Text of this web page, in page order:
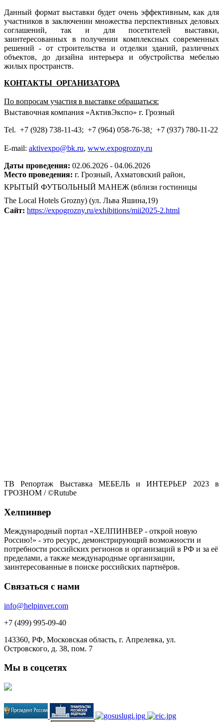
Данный формат выставки будет очень эффективным, как для
участников в заключении множества перспективных деловых
соглашений, так и для посетителей выставки,
заинтересованных в получении комплексных современных
решений - от строительства и отделки зданий, различных
объектов, до дизайна интерьера и обустройства мебелью
жилых пространств.
КОНТАКТЫ ОРГАНИЗАТОРА
По вопросам участия в выставке обращаться:
Выставочная компания «АктивЭкспо» г. Грозный
Tel. +7 (928) 738-11-43; +7 (964) 058-76-38; +7 (937) 780-11-22
E-mail: aktivexpo@bk.ru, www.expogrozny.ru
Даты проведения: 02.06.2026 - 04.06.2026
Место проведения: г. Грозный, Ахматовский район,
КРЫТЫЙ ФУТБОЛЬНЫЙ МАНЕЖ (вблизи гостиницы
The Local Hotels Grozny) (ул. Льва Яшина,19)
Сайт: https://expogrozny.ru/exhibitions/mii2025-2.html
ТВ Репортаж Выставка МЕБЕЛЬ и ИНТЕРЬЕР 2023 в
ГРОЗНОМ / ©Rutube
Хелпинвер
Международный портал «ХЕЛПИНВЕР - открой новую
Россию!» - это ресурс, демонстрирующий возможности и
потребности российских регионов и организаций в РФ и за её
пределами, а также международные организации,
заинтересованные в поиске российских партнёров.
Связаться с нами
info@helpinver.com
+7 (499) 995-09-40
143360, РФ, Московская область, г. Апрелевка, ул.
Островского, д. 38, пом. 7
Мы в соцсетях